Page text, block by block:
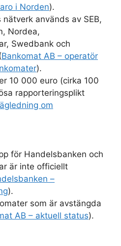
i Norden).
nätverk används av SEB,
Nordea,
Swedbank och
Bankomat AB – operatör
).
10 000 euro (cirka 100
rapporteringsplikt
om
för Handelsbanken och
är inte officiellt
–
).
som är avstängda
AB – aktuell status).